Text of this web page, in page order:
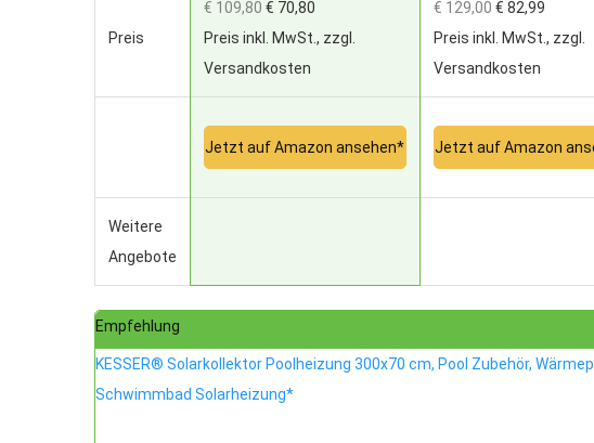
Preis
€ 109,80 € 70,80
Preis inkl. MwSt., zzgl.
Versandkosten
€ 129,00 € 82,99
Preis inkl. MwSt., zzgl.
Versandkosten
Jetzt auf Amazon ansehen* Jetzt auf Amazon
Weitere
Angebote
Empfehlung
KESSER® Solarkollektor Poolheizung 300x70 cm, Pool Zubehör,
Schwimmbad Solarheizung*